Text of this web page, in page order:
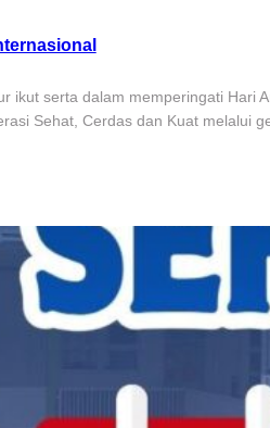
ikut serta dalam memperingati Hari
Sehat, Cerdas dan Kuat melalui